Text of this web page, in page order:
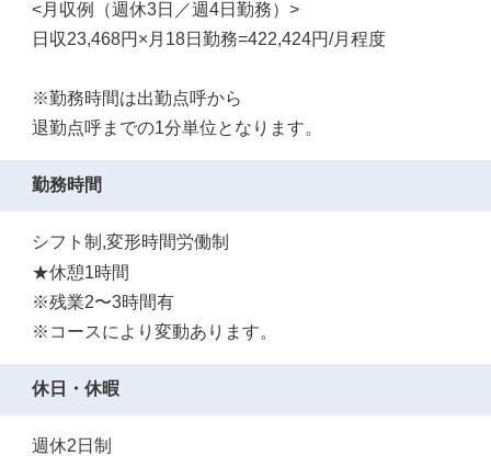
<月収例（週休3日／週4日勤務）>
日収23,468円×月18日勤務=422,424円/月程度
※勤務時間は出勤点呼から
退勤点呼までの1分単位となります。
勤務時間
シフト制,変形時間労働制
★休憩1時間
※残業2〜3時間有
※コースにより変動あります。
休日・休暇
週休2日制